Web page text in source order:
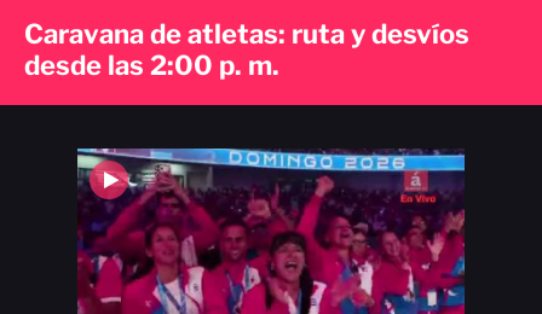
Caravana de atletas: ruta y desvíos
desde las 2:00 p. m.